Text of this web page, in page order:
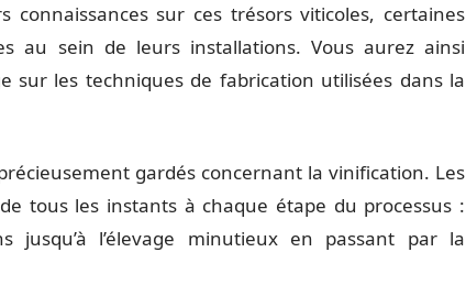
sur ces trésors viticoles, certaines
au sein de leurs installations. Vous aurez ainsi
sur les techniques de fabrication utilisées dans la
gardés concernant la vinification. Les
tous les instants à chaque étape du processus :
jusqu’à l’élevage minutieux en passant par la